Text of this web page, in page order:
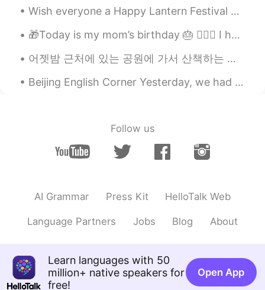
JP EN
とても美味しそうですね🥰
Lily 2019.11.27 21:39
作ると決めたは、英語の文章の直訳という
2019.11.27 21:38
KR
作るときめ
た
ちょっと完熟過ぎたバナナが台所にあ
ったので、家族のためにバナナパンを
misa 2019.11.27 21:37
Wish everyone a Happy Lantern Festival 🏮🧧🎋🏮🧧🎋🏮🧧🎋🏮🧧🎋🏮🧧 I just made dinner, BBQ pork with rice ...
🎁Today is my mom’s birthday 🎂 🙋🏻‍♀️ I hope she enjoys her day and I get too keep her in my life ...
어젯밤 근처에 있는 공원에 가서 산책하는 도중에 갑자기 뱀이 나타나서 소리 지르고 도망갔어요 ㅋㅋㅋ 토끼 같은 동물이 종종 나오지만 뱀은 또 처음이라;; 마음이 무거워서 산...
Beijing English Corner Yesterday, we had a fantastic English Corner activity in Beijing! Great c...
Follow us
AI Grammar Press Kit HelloTalk Web
Language Partners Jobs Blog About
Learn languages with 50
million+ native speakers for
free!
Open App